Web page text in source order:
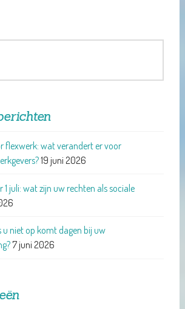
flexwerk: wat verandert er voor
19 juni 2026
1 juli: wat zijn uw rechten als sociale
u niet op komt dagen bij uw
7 juni 2026